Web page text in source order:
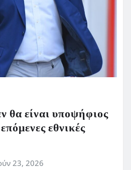
είναι υποψήφιος
εθνικές
23, 2026